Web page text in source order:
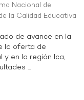
Nacional de
la Calidad Educativa
de avance en la
la oferta de
y en la región Ica,
...